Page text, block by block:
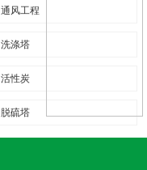
通风工程
洗涤塔
活性炭
脱硫塔